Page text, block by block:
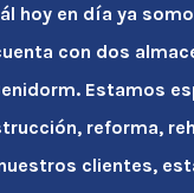
hoy en día ya
con dos
Estamos
reforma,
clientes,